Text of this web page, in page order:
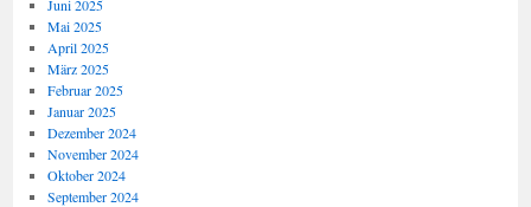
Juni 2025
Mai 2025
April 2025
März 2025
Februar 2025
Januar 2025
Dezember 2024
November 2024
Oktober 2024
September 2024